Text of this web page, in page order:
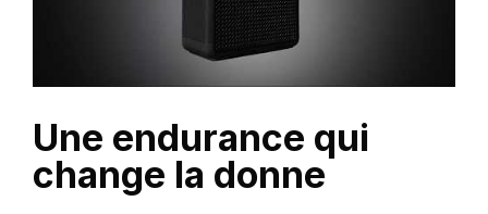
Une endurance qui
change la donne